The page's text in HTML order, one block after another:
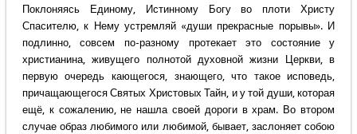
Поклоняясь Единому, Истинному Богу во плоти Христу
Спасителю, к Нему устремляй «души прекрасные порывы». И
подлинно, совсем по-разному протекает это состояние у
христианина, живущего полнотой духовной жизни Церкви, в
первую очередь кающегося, знающего, что такое исповедь,
причащающегося Святых Христовых Тайн, и у той души, которая
ещё, к сожалению, не нашла своей дороги в храм. Во втором
случае образ любимого или любимой, бывает, заслоняет собою